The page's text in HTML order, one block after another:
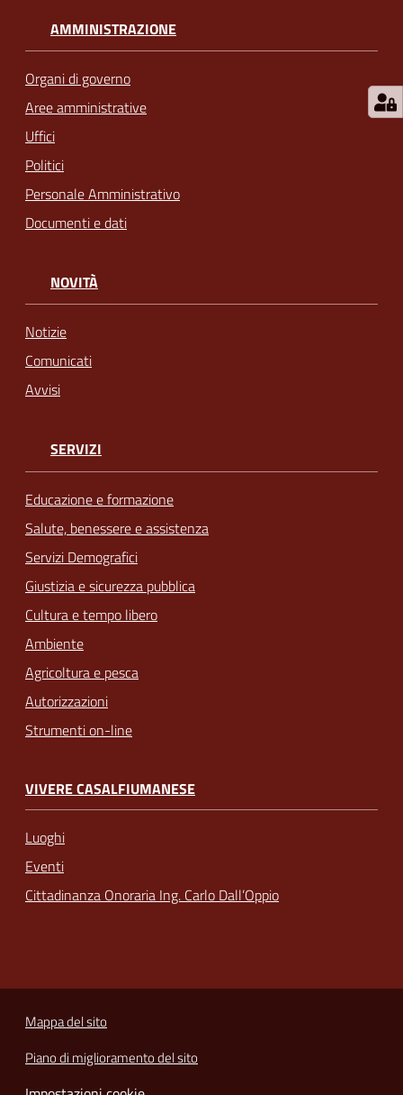
AMMINISTRAZIONE
Organi di governo
Aree amministrative
Uffici
Politici
Personale Amministrativo
Documenti e dati
NOVITÀ
Notizie
Comunicati
Avvisi
SERVIZI
Educazione e formazione
Salute, benessere e assistenza
Servizi Demografici
Giustizia e sicurezza pubblica
Cultura e tempo libero
Ambiente
Agricoltura e pesca
Autorizzazioni
Strumenti on-line
VIVERE CASALFIUMANESE
Luoghi
Eventi
Cittadinanza Onoraria Ing. Carlo Dall’Oppio
Mappa del sito
Piano di miglioramento del sito